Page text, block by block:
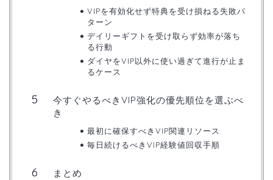
VIPを有効化せず特典を受け損ねる失敗パ
ターン
デイリーギフトを受け取らず効率が落ち
る行動
ダイヤをVIP以外に使い過ぎて進行が止ま
るケース
今すぐやるべきVIP強化の優先順位を選ぶべ
き
最初に確保すべきVIP関連リソース
毎日続けるべきVIP経験値回収手順
まとめ